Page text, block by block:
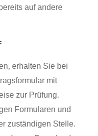
auf andere
erhalten Sie bei
mit
zur Prüfung.
Formularen und
zuständigen Stelle.